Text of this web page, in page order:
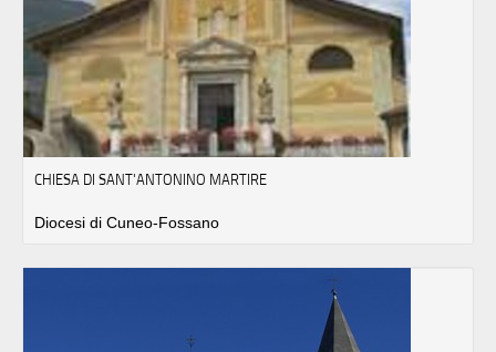
CHIESA DI SANT'ANTONINO MARTIRE
Diocesi di Cuneo-Fossano